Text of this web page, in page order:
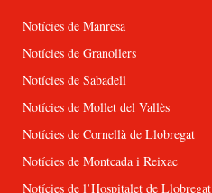
Notícies de Manresa
Notícies de Granollers
Notícies de Sabadell
Notícies de Mollet del Vallès
Notícies de Cornellà de Llobregat
Notícies de Montcada i Reixac
Notícies de l’Hospitalet de Llobregat